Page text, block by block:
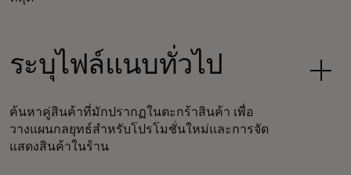
ระบุไฟล์แนบทั่วไป
ค้นหาคู่สินค้าที่มักปรากฏในตะกร้าสินค้า เพื่อ
วางแผนกลยุทธ์สำหรับโปรโมชั่นใหม่และการจัด
แสดงสินค้าในร้าน